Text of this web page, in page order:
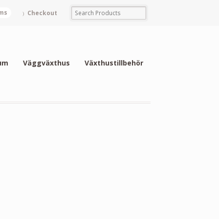
Checkout
Väggväxthus Växthustillbehör